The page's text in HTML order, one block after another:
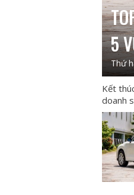
5
Thứ
Kết
doanh